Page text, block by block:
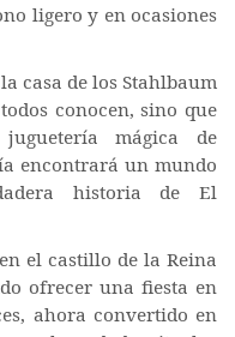
ligero y en ocasiones
casa de los Stahlbaum
conocen, sino que
mágica de
encontrará un mundo
historia de El
el castillo de la Reina
ofrecer una fiesta en
ahora convertido en